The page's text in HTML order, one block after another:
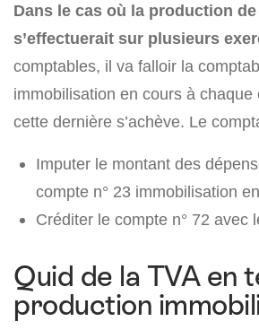
Dans le cas où la production
s’effectuerait sur plusieurs
comptables, il va falloir la
immobilisation en cours à chaque
cette dernière s’achève. Le
Imputer le montant des
compte n° 23 immobilisation
Créditer le compte n° 72 avec
Quid de la TVA en
production